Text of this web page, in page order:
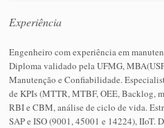
Experiência
Engenheiro com experiência em
Diploma validado pela UFMG,
Manutenção e Confiabilidade.
de KPIs (MTTR, MTBF, OEE, Backlog,
RBI e CBM, análise de ciclo de vida.
SAP e ISO (9001, 45001 e 14224), IIoT.